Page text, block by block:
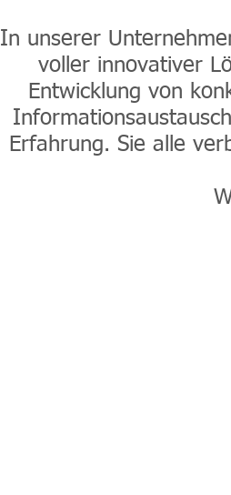
In unserer
voller innovativer
Entwicklung von
Erfahrung. Sie alle